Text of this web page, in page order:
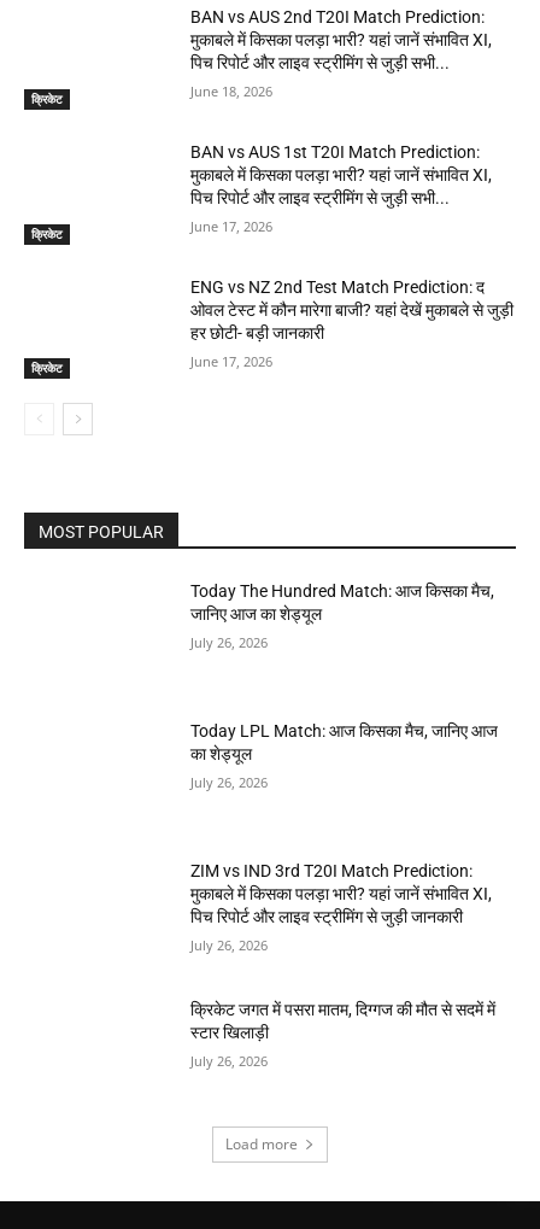
क्रिकेट
BAN vs AUS 2nd T20I Match Prediction:
मुकाबले में किसका पलड़ा भारी? यहां जानें संभावित XI,
पिच रिपोर्ट और लाइव स्ट्रीमिंग से जुड़ी सभी...
June 18, 2026
क्रिकेट
BAN vs AUS 1st T20I Match Prediction:
मुकाबले में किसका पलड़ा भारी? यहां जानें संभावित XI,
पिच रिपोर्ट और लाइव स्ट्रीमिंग से जुड़ी सभी...
June 17, 2026
क्रिकेट
ENG vs NZ 2nd Test Match Prediction: द
ओवल टेस्ट में कौन मारेगा बाजी? यहां देखें मुकाबले से जुड़ी
हर छोटी- बड़ी जानकारी
June 17, 2026
MOST POPULAR
Today The Hundred Match: आज किसका मैच,
जानिए आज का शेड्यूल
July 26, 2026
Today LPL Match: आज किसका मैच, जानिए आज
का शेड्यूल
July 26, 2026
ZIM vs IND 3rd T20I Match Prediction:
मुकाबले में किसका पलड़ा भारी? यहां जानें संभावित XI,
पिच रिपोर्ट और लाइव स्ट्रीमिंग से जुड़ी जानकारी
July 26, 2026
क्रिकेट जगत में पसरा मातम, दिग्गज की मौत से सदमें में
स्टार खिलाड़ी
July 26, 2026
Load more